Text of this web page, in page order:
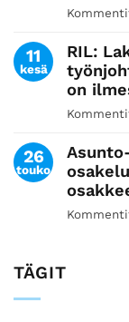
11
kesä
RIL:
on
26
touko
TÄGIT